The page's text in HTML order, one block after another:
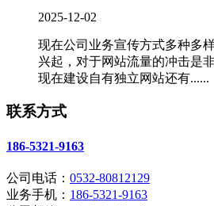
2025-12-02
现在公司业务宣传方式多种多
兴起，对于网站流量的冲击是
现在建设自有独立网站还有......
联系方式
186-5321-9163
公司电话： 0532-80812129
业务手机： 186-5321-9163